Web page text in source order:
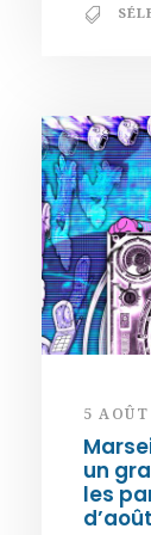
5
un
les
d’août